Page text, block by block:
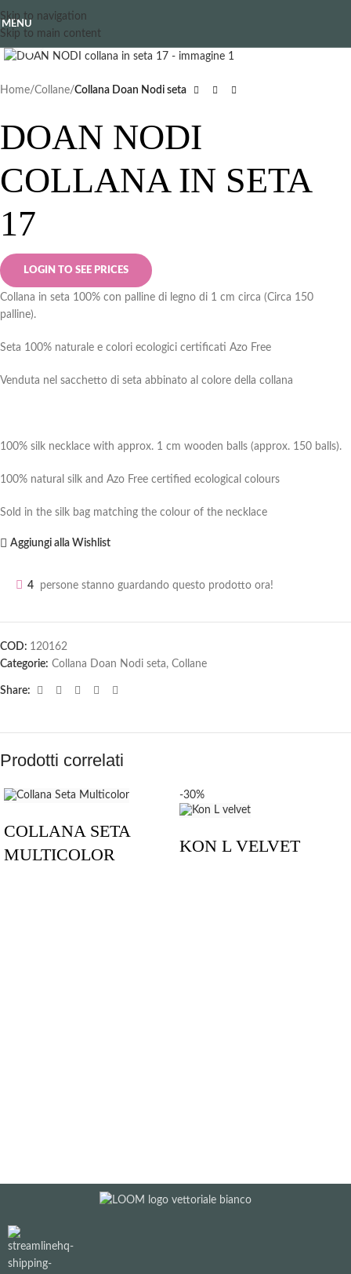
Skip to navigation
Skip to main content
MENU
Clicca per ingrandire
Home Collane Collana Doan Nodi seta
DOAN NODI
COLLANA IN SETA
17
LOGIN TO SEE PRICES
Collana in seta 100% con palline di legno di 1 cm circa (Circa 150
palline).
Seta 100% naturale e colori ecologici certificati Azo Free
Venduta nel sacchetto di seta abbinato al colore della collana
100% silk necklace with approx. 1 cm wooden balls (approx. 150 balls).
100% natural silk and Azo Free certified ecological colours
Sold in the silk bag matching the colour of the necklace
Aggiungi alla Wishlist
4 persone stanno guardando questo prodotto ora!
COD: 120162
Categorie: Collana Doan Nodi seta, Collane
Share:
Prodotti correlati
COLLANA SETA
MULTICOLOR
-30%
KON L VELVET